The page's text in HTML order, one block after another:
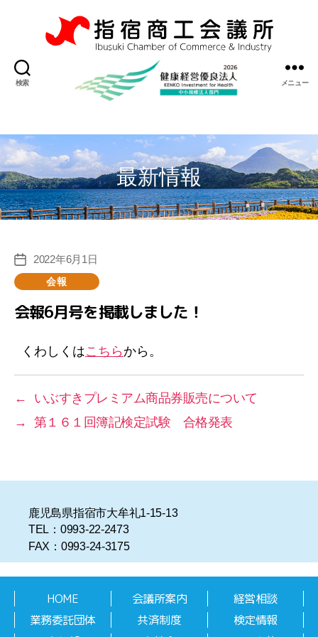
検索
指
宿
商
議
所
メニュー
最新情報
投
稿
日
2022年6月1日
ゴ
会報
会報6月号を掲載しました！
くわしくはこちらから。
←
いぶすきプレミアム商品券販売について
→
第１６１回簿記検定試験 合格発表
鹿児島県指宿市大牟礼1-15-13
TEL：0993-22-2473
FAX：0993-24-3175
HOME 会議所案内
経営相談
業務委託団体
共済制度
検定情報